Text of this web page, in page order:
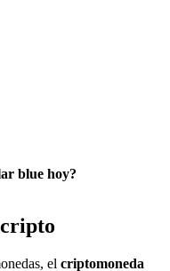
blue hoy?
el criptomoneda